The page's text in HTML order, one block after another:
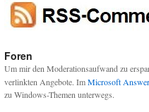
Foren
Um mir den Moderationsaufwand zu
verlinkten Angebote. ImMicrosoft
zu Windows-Themen unterwegs.